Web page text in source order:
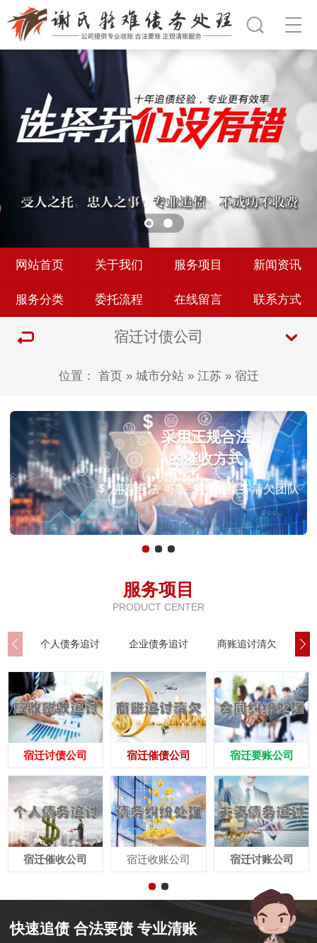
网站首页 关于我们 服务项目 新闻资讯
服务分类 委托流程 在线留言 联系方式
宿迁讨债公司
位置： 首页» 城市分站» 江苏» 宿迁
采用正规合法
的催收方式
拥有合法 可靠 专业的债务清欠团队
服务项目
PRODUCT CENTER
个人债务追讨 企业债务追讨 商账追讨清欠
宿迁讨债公司
宿迁催收公司
宿迁催债公司
宿迁收账公司
宿迁要账公司
宿迁讨账公司
快速追债 合法要债 专业清账